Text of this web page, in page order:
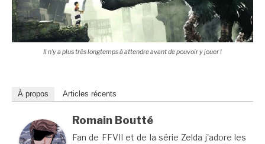
Il n’y a plus très longtemps à attendre avant de pouvoir y jouer !
À propos Articles récents
Romain Boutté
Fan de FFVII et de la série Zelda j'adore les